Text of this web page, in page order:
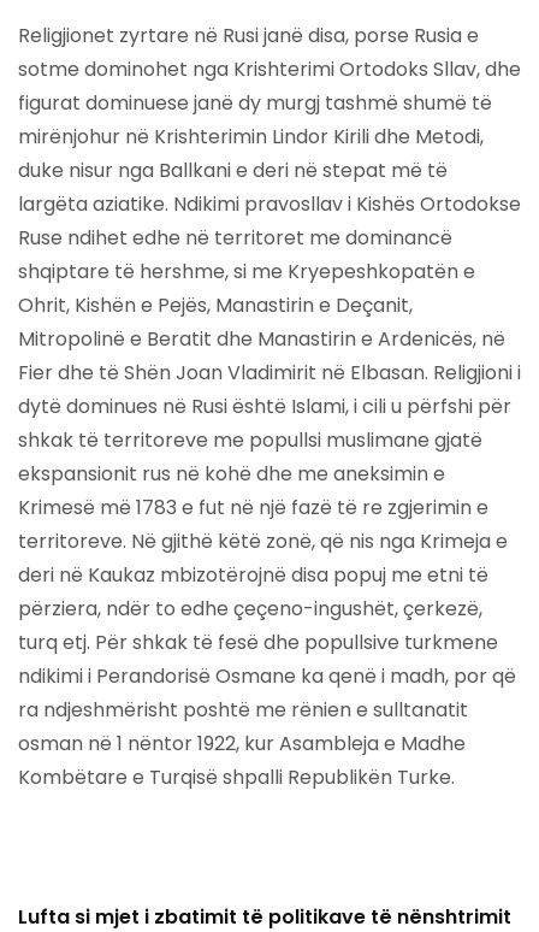
Religjionet zyrtare në Rusi janë disa, porse Rusia e
sotme dominohet nga Krishterimi Ortodoks Sllav, dhe
figurat dominuese janë dy murgj tashmë shumë të
mirënjohur në Krishterimin Lindor Kirili dhe Metodi,
duke nisur nga Ballkani e deri në stepat më të
largëta aziatike. Ndikimi pravosllav i Kishës Ortodokse
Ruse ndihet edhe në territoret me dominancë
shqiptare të hershme, si me Kryepeshkopatën e
Ohrit, Kishën e Pejës, Manastirin e Deçanit,
Mitropolinë e Beratit dhe Manastirin e Ardenicës, në
Fier dhe të Shën Joan Vladimirit në Elbasan. Religjioni i
dytë dominues në Rusi është Islami, i cili u përfshi për
shkak të territoreve me popullsi muslimane gjatë
ekspansionit rus në kohë dhe me aneksimin e
Krimesë më 1783 e fut në një fazë të re zgjerimin e
territoreve. Në gjithë këtë zonë, që nis nga Krimeja e
deri në Kaukaz mbizotërojnë disa popuj me etni të
përziera, ndër to edhe çeçeno-ingushët, çerkezë,
turq etj. Për shkak të fesë dhe popullsive turkmene
ndikimi i Perandorisë Osmane ka qenë i madh, por që
ra ndjeshmërisht poshtë me rënien e sulltanatit
osman në 1 nëntor 1922, kur Asambleja e Madhe
Kombëtare e Turqisë shpalli Republikën Turke.
Lufta si mjet i zbatimit të politikave të nënshtrimit